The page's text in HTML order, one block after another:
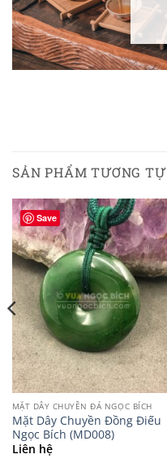
SẢN PHẨM TƯƠNG TỰ
Save
MẶT DÂY CHUYỀN ĐÁ NGỌC BÍCH
Mặt Dây Chuyền Đồng Điếu
Ngọc Bích (MD008)
Liên hệ